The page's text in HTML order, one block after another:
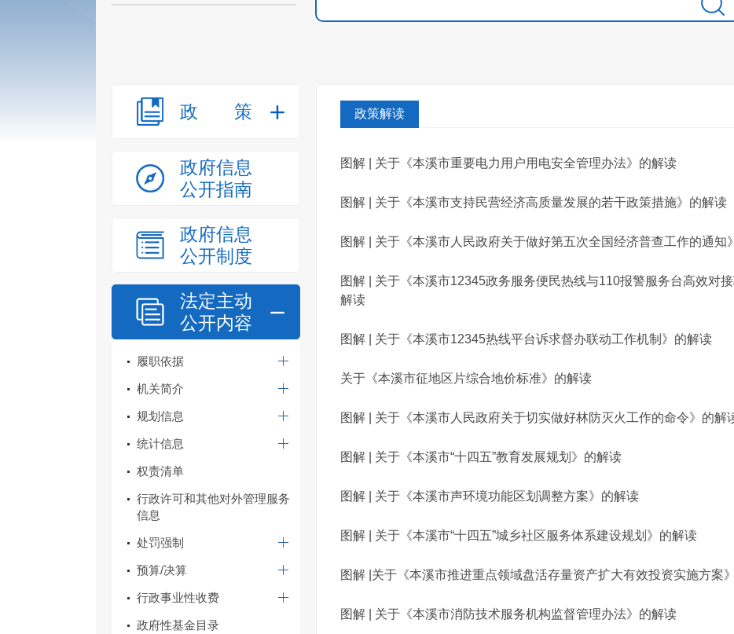
政策
政府信息
公开指南
政府信息
公开制度
法定主动
公开内容
履职依据
机关简介
规划信息
统计信息
权责清单
行政许可和其他对外管理服务
信息
处罚强制
预算/决算
行政事业性收费
政府性基金目录
政策解读
图解 | 关于《本溪市重要电力用户用电安全管理办法》的解读
图解 | 关于《本溪市支持民营经济高质量发展的若干政策措施》的解读
图解 | 关于《本溪市人民政府关于做好第五次全国经济普查工作的通知
图解 | 关于《本溪市12345政务服务便民热线与110报警服务台高效对
解读
图解 | 关于《本溪市12345热线平台诉求督办联动工作机制》的解读
关于《本溪市征地区片综合地价标准》的解读
图解 | 关于《本溪市人民政府关于切实做好林防灭火工作的命令》的解
图解 | 关于《本溪市“十四五”教育发展规划》的解读
图解 | 关于《本溪市声环境功能区划调整方案》的解读
图解 | 关于《本溪市“十四五”城乡社区服务体系建设规划》的解读
图解 |关于《本溪市推进重点领域盘活存量资产扩大有效投资实施方案
图解 | 关于《本溪市消防技术服务机构监督管理办法》的解读